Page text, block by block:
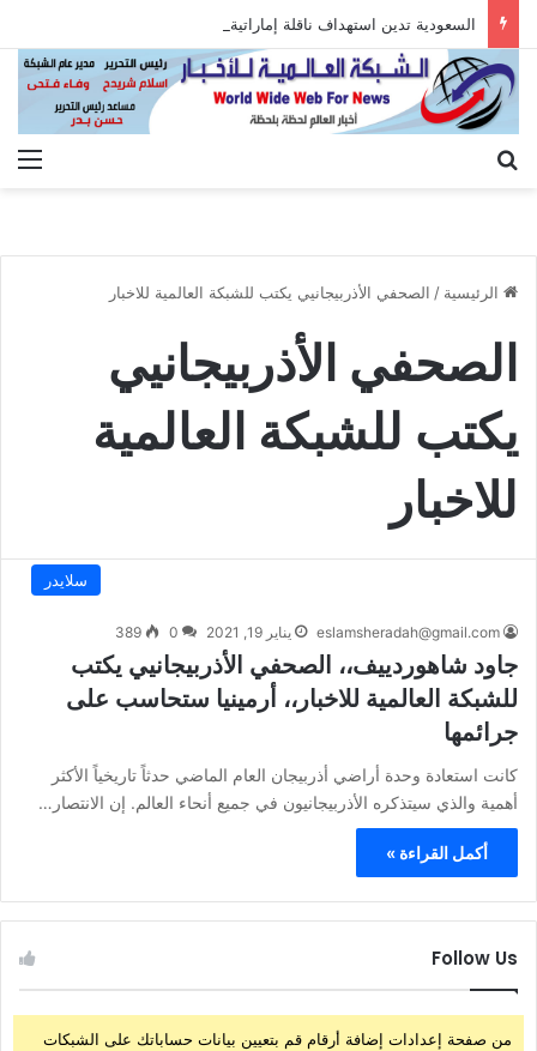
السعودية تدين استهداف ناقلة إماراتية أثناء عبورها هرمز
الرئيسية / الصحفي الأذربيجانيي يكتب للشبكة العالمية للاخبار
الصحفي الأذربيجانيي
يكتب للشبكة العالمية
للاخبار
سلايدر
eslamsheradah@gmail.com يناير 19, 2021 0
389
جاود شاهوردييف،، الصحفي الأذربيجانيي يكتب
للشبكة العالمية للاخبار،، أرمينيا ستحاسب على
جرائمها
كانت استعادة وحدة أراضي أذربيجان العام الماضي حدثاً تاريخياً الأكثر
أهمية والذي سيتذكره الأذربيجانيون في جميع أنحاء العالم. إن الانتصار…
أكمل القراءة »
Follow Us
من صفحة إعدادات إضافة أرقام قم بتعيين بيانات حساباتك على الشبكات